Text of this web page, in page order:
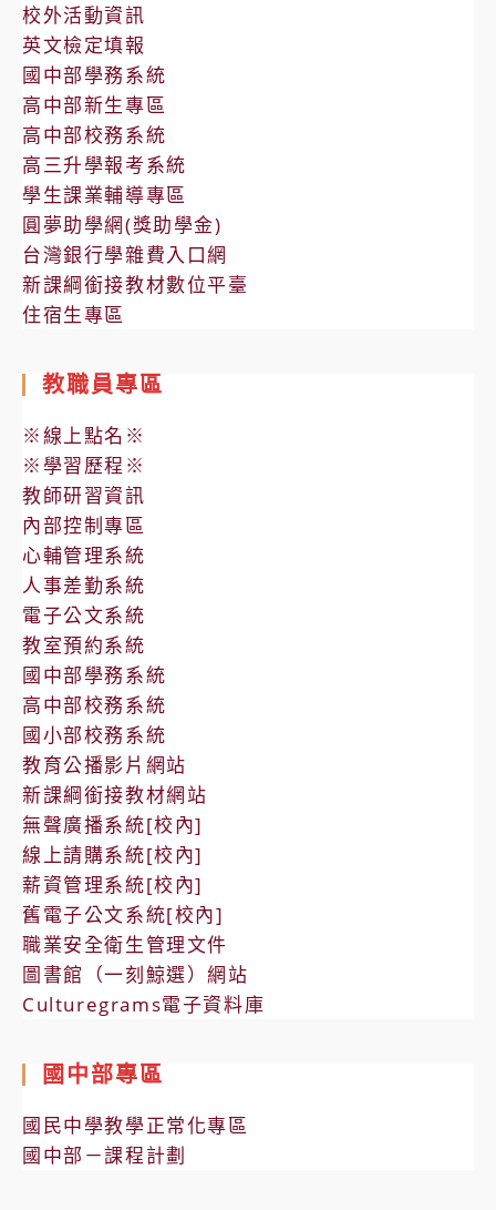
校外活動資訊
英文檢定填報
國中部學務系統
高中部新生專區
高中部校務系統
高三升學報考系統
學生課業輔導專區
圓夢助學網(獎助學金)
台灣銀行學雜費入口網
新課綱銜接教材數位平臺
住宿生專區
教職員專區
※線上點名※
※學習歷程※
教師研習資訊
內部控制專區
心輔管理系統
人事差勤系統
電子公文系統
教室預約系統
國中部學務系統
高中部校務系統
國小部校務系統
教育公播影片網站
新課綱銜接教材網站
無聲廣播系統[校內]
線上請購系統[校內]
薪資管理系統[校內]
舊電子公文系統[校內]
職業安全衛生管理文件
圖書館（一刻鯨選）網站
Culturegrams電子資料庫
國中部專區
國民中學教學正常化專區
國中部－課程計劃